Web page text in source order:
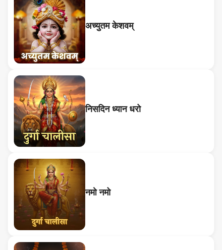
अच्युतम केशवम्
निसदिन ध्यान धरो
नमो नमो